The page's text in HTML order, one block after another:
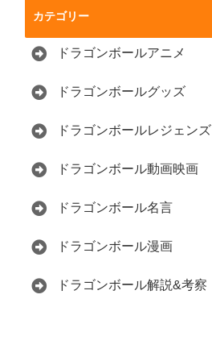
カテゴリー
ドラゴンボールアニメ
ドラゴンボールグッズ
ドラゴンボールレジェンズ
ドラゴンボール動画映画
ドラゴンボール名言
ドラゴンボール漫画
ドラゴンボール解説&考察